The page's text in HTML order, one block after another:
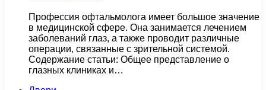
Профессия офтальмолога имеет большое значение
в медицинской сфере. Она занимается лечением
заболеваний глаз, а также проводит различные
операции, связанные с зрительной системой.
Содержание статьи: Общее представление о
глазных клиниках и…